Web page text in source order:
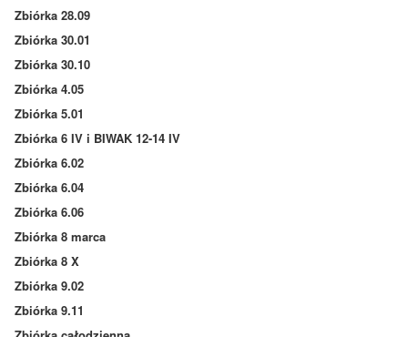
Zbiórka 28.09
Zbiórka 30.01
Zbiórka 30.10
Zbiórka 4.05
Zbiórka 5.01
Zbiórka 6 IV i BIWAK 12-14 IV
Zbiórka 6.02
Zbiórka 6.04
Zbiórka 6.06
Zbiórka 8 marca
Zbiórka 8 X
Zbiórka 9.02
Zbiórka 9.11